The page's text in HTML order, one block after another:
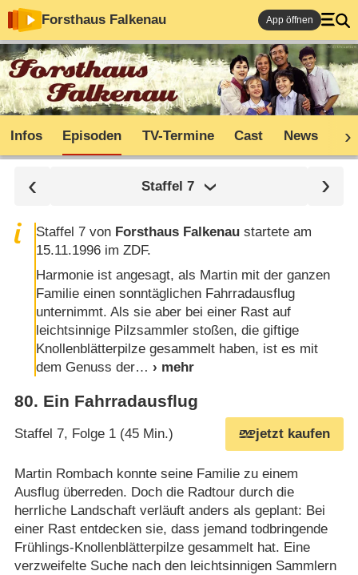
Forsthaus Falkenau App öffnen
Infos Episoden TV-Termine Cast News
Staffel 7
Staffel 7 von Forsthaus Falkenau startete am
15.11.1996 im ZDF.
Harmonie ist angesagt, als Martin mit der ganzen
Familie einen sonntäglichen Fahrradausflug
unternimmt. Als sie aber bei einer Rast auf
leichtsinnige Pilzsammler stoßen, die giftige
Knollenblätterpilze gesammelt haben, ist es mit
dem Genuss der
80. Ein Fahrradausflug
Staffel 7, Folge 1 (45 Min.) jetzt kaufen
Martin Rombach konnte seine Familie zu einem
Ausflug überreden. Doch die Radtour durch die
herrliche Landschaft verläuft anders als geplant: Bei
einer Rast entdecken sie, dass jemand todbringende
Frühlings-Knollenblätterpilze gesammelt hat. Eine
verzweifelte Suche nach den leichtsinnigen Sammlern